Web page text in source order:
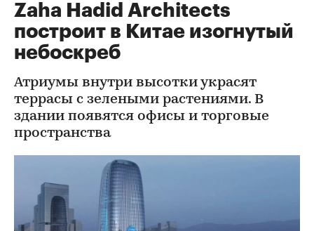
Zaha Hadid Architects
построит в Китае изогнутый
небоскреб
Атриумы внутри высотки украсят
террасы с зелеными растениями. В
здании появятся офисы и торговые
пространства